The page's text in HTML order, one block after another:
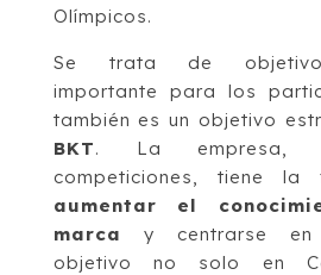
Olímpicos.
Se trata de objetivo
importante para los
también es un objetivo
BKT. La empresa,
competiciones, tiene la
aumentar el
marca y centrarse en
objetivo no solo en